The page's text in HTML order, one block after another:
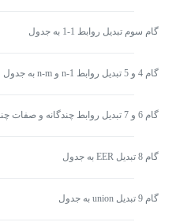
گام سوم تبدیل روابط 1-1 به جدول
گام 4 و 5 تبدیل روابط 1-n و n-m به جدول
گام 6 و 7 تبدیل روابط چندگانه و صفات چندمقداره
گام 8 تبدیل EER به جدول
گام 9 تبدیل union به جدول